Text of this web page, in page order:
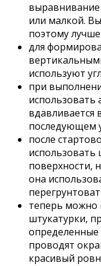
или малкой.
поэтому
для
используют
при
вдавливается
последующем
после
использовать
поверхности,
она
теперь можно
штукатурки,
определенные
проводят
красивый